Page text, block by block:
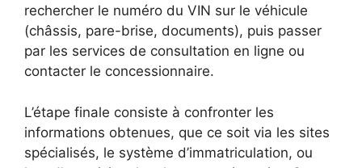
rechercher le numéro du VIN sur le véhicule
(châssis, pare-brise, documents), puis passer
par les services de consultation en ligne ou
contacter le concessionnaire.
L’étape finale consiste à confronter les
informations obtenues, que ce soit via les sites
spécialisés, le système d’immatriculation, ou